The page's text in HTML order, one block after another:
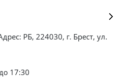
РБ, 224030, г. Брест, ул.
17:30